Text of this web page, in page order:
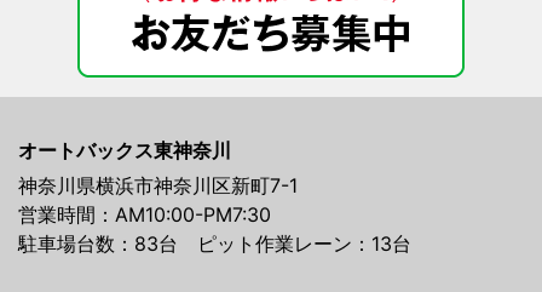
オートバックス東神奈川
神奈川県横浜市神奈川区新町7-1
営業時間：AM10:00-PM7:30
駐車場台数：83台 ピット作業レーン：13台